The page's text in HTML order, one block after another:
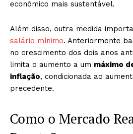
econômico mais sustentável.
Além disso, outra medida
salário mínimo. Anteriormente
no crescimento dos dois anos
limita o aumento a um máximo
inflação, condicionada ao
precedente.
Como o Mercado